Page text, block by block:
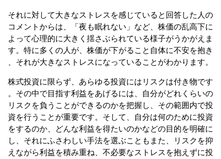
それに対して大きなストレスを感じていると回答した人の
コメントからは、「夜も眠れない」など、株価の乱高下に
よって心理的に大きく揺さぶられている様子がうかがえま
す。特に多くの人が、株価が下がること自体に不安を抱き
、それが大きなストレスになっていることがわかります。
株式投資に限らず、あらゆる投資にはリスクは付き物です
。その中で目指す利益をあげるには、自分がどれくらいの
リスクを負うことができるのかを把握し、その範囲内で投
資を行うことが重要です。そして、自分は何のために投資
をするのか、どんな利益を得たいのかなどの目的を明確に
し、それにふさわしい手法を選ぶこともまた、リスクを抑
えながら利益を積み重ね、不必要なストレスを抱えずに投